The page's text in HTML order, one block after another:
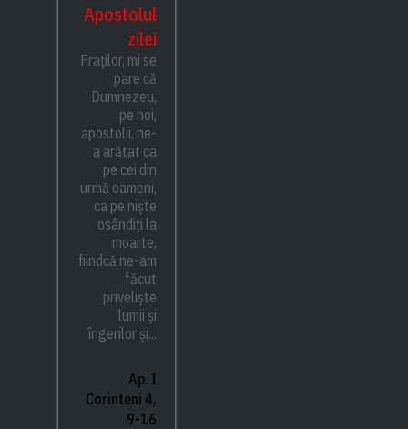
Apostolul
zilei
Fraților, mi se
pare că
Dumnezeu,
pe noi,
apostolii, ne-
a arătat ca
pe cei din
urmă oameni,
ca pe niște
osândiți la
moarte,
fiindcă ne-am
făcut
priveliște
lumii și
îngerilor și...
Ap. I
Corinteni 4,
9-16